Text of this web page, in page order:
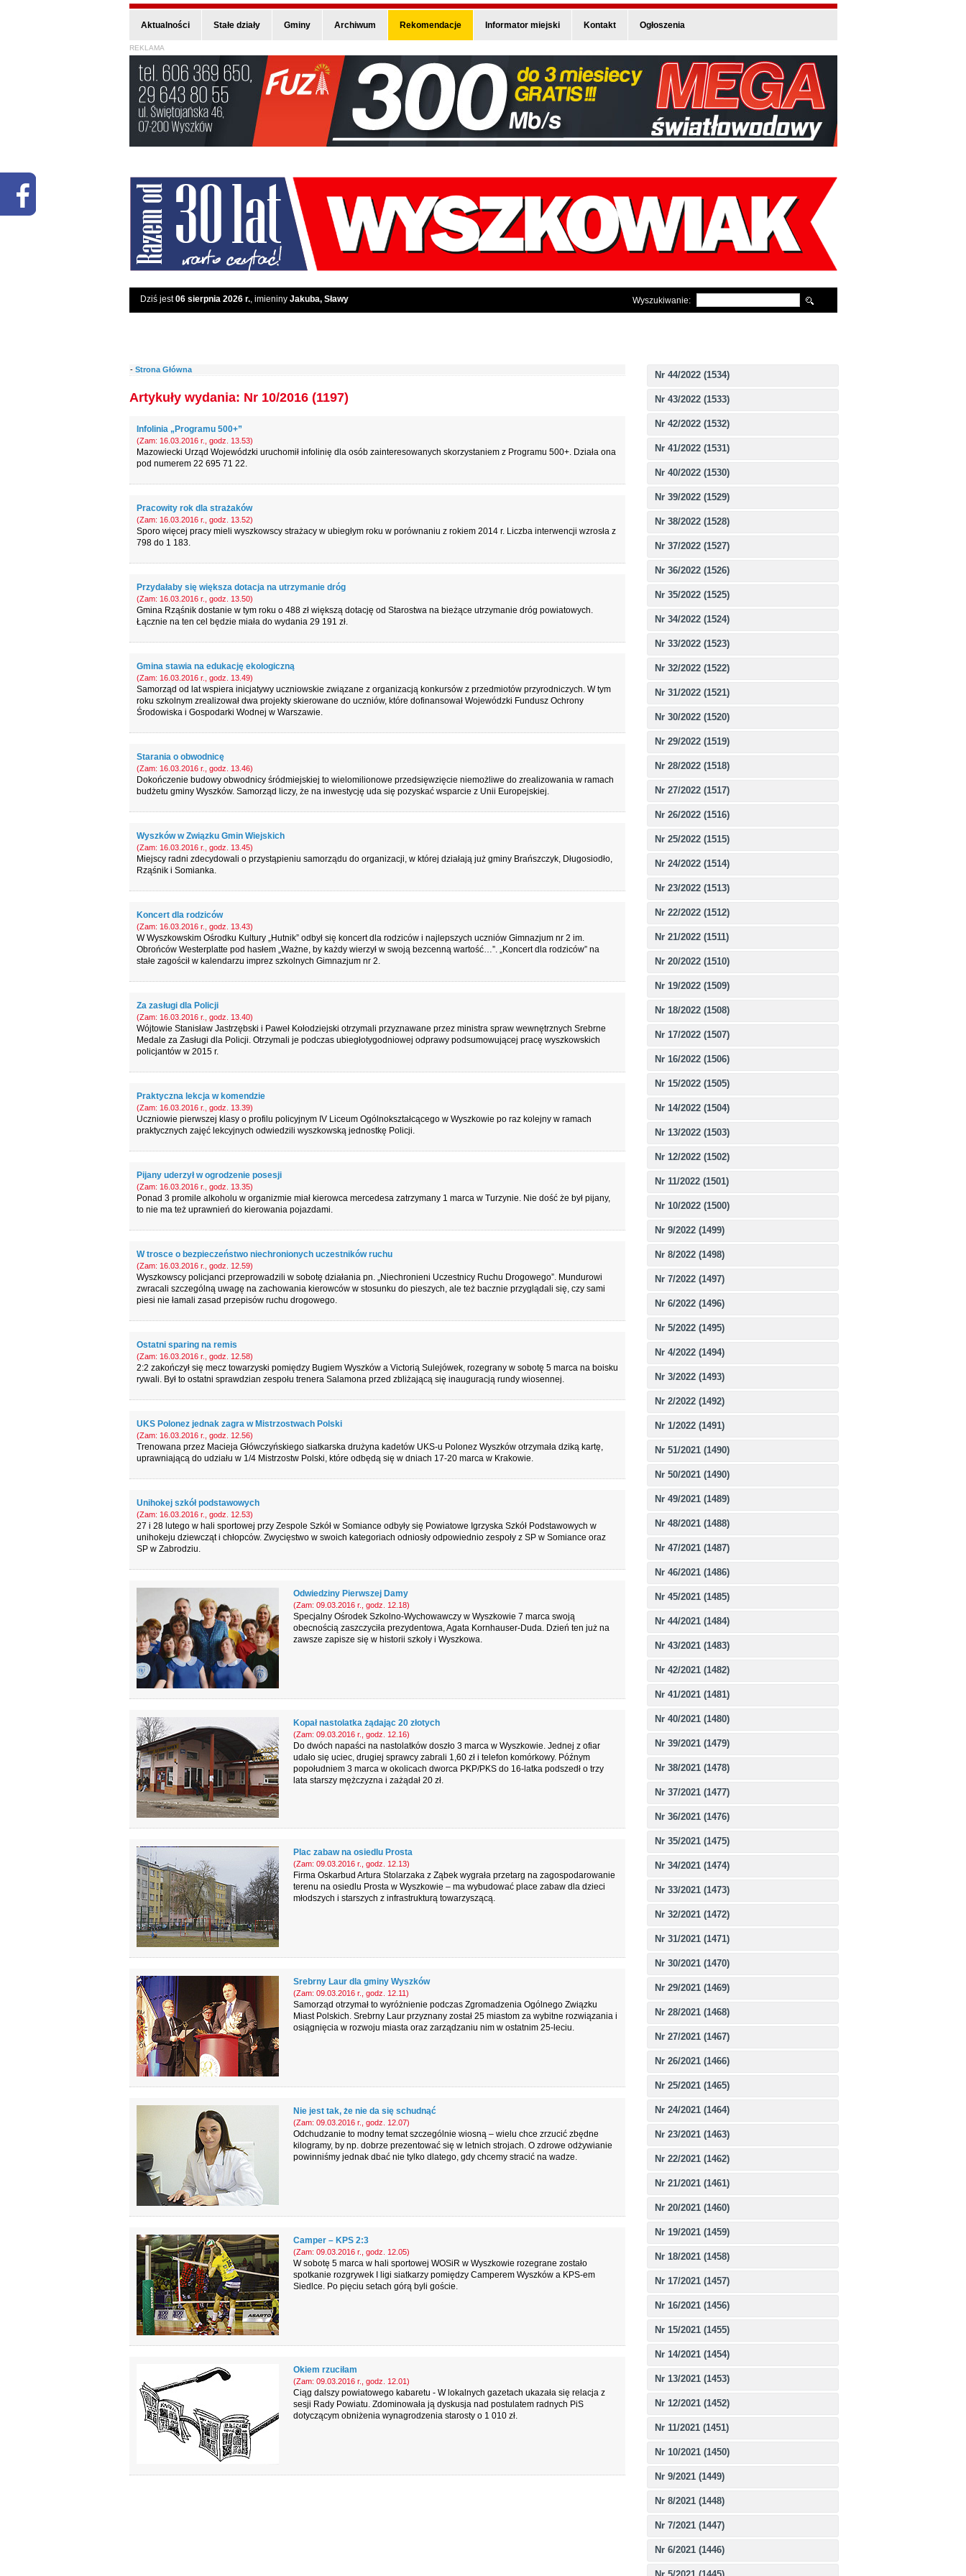
Aktualności Stałe działy Gminy Archiwum Rekomendacje Informator miejski Kontakt Ogłoszenia
REKLAMA
Dziś jest06 sierpnia 2026 r., imieniny Jakuba, Sławy Wyszukiwanie:
Nr 44/2022 (1534)
Nr 43/2022 (1533)
Nr 42/2022 (1532)
Nr 41/2022 (1531)
Nr 40/2022 (1530)
Nr 39/2022 (1529)
Nr 38/2022 (1528)
Nr 37/2022 (1527)
Nr 36/2022 (1526)
Nr 35/2022 (1525)
Nr 34/2022 (1524)
Nr 33/2022 (1523)
Nr 32/2022 (1522)
Nr 31/2022 (1521)
Nr 30/2022 (1520)
Nr 29/2022 (1519)
Nr 28/2022 (1518)
Nr 27/2022 (1517)
Nr 26/2022 (1516)
Nr 25/2022 (1515)
Nr 24/2022 (1514)
Nr 23/2022 (1513)
Nr 22/2022 (1512)
Nr 21/2022 (1511)
Nr 20/2022 (1510)
Nr 19/2022 (1509)
Nr 18/2022 (1508)
Nr 17/2022 (1507)
Nr 16/2022 (1506)
Nr 15/2022 (1505)
Nr 14/2022 (1504)
Nr 13/2022 (1503)
Nr 12/2022 (1502)
Nr 11/2022 (1501)
Nr 10/2022 (1500)
Nr 9/2022 (1499)
Nr 8/2022 (1498)
Nr 7/2022 (1497)
Nr 6/2022 (1496)
Nr 5/2022 (1495)
Nr 4/2022 (1494)
Nr 3/2022 (1493)
Nr 2/2022 (1492)
Nr 1/2022 (1491)
Nr 51/2021 (1490)
Nr 50/2021 (1490)
Nr 49/2021 (1489)
Nr 48/2021 (1488)
Nr 47/2021 (1487)
Nr 46/2021 (1486)
Nr 45/2021 (1485)
Nr 44/2021 (1484)
Nr 43/2021 (1483)
Nr 42/2021 (1482)
Nr 41/2021 (1481)
Nr 40/2021 (1480)
Nr 39/2021 (1479)
Nr 38/2021 (1478)
Nr 37/2021 (1477)
Nr 36/2021 (1476)
Nr 35/2021 (1475)
Nr 34/2021 (1474)
Nr 33/2021 (1473)
Nr 32/2021 (1472)
Nr 31/2021 (1471)
Nr 30/2021 (1470)
Nr 29/2021 (1469)
Nr 28/2021 (1468)
Nr 27/2021 (1467)
Nr 26/2021 (1466)
Nr 25/2021 (1465)
Nr 24/2021 (1464)
Nr 23/2021 (1463)
Nr 22/2021 (1462)
Nr 21/2021 (1461)
Nr 20/2021 (1460)
Nr 19/2021 (1459)
Nr 18/2021 (1458)
Nr 17/2021 (1457)
Nr 16/2021 (1456)
Nr 15/2021 (1455)
Nr 14/2021 (1454)
Nr 13/2021 (1453)
Nr 12/2021 (1452)
Nr 11/2021 (1451)
Nr 10/2021 (1450)
Nr 9/2021 (1449)
Nr 8/2021 (1448)
Nr 7/2021 (1447)
Nr 6/2021 (1446)
- Strona Główna
Artykuły wydania: Nr 10/2016 (1197)
Infolinia „Programu 500+”
(Zam: 16.03.2016 r., godz. 13.53)
Mazowiecki Urząd Wojewódzki uruchomił infolinię dla osób zainteresowanych skorzystaniem z Programu 500+. Działa ona
pod numerem 22 695 71 22.
Pracowity rok dla strażaków
(Zam: 16.03.2016 r., godz. 13.52)
Sporo więcej pracy mieli wyszkowscy strażacy w ubiegłym roku w porównaniu z rokiem 2014 r. Liczba interwencji wzrosła z
798 do 1 183.
Przydałaby się większa dotacja na utrzymanie dróg
(Zam: 16.03.2016 r., godz. 13.50)
Gmina Rząśnik dostanie w tym roku o 488 zł większą dotację od Starostwa na bieżące utrzymanie dróg powiatowych.
Łącznie na ten cel będzie miała do wydania 29 191 zł.
Gmina stawia na edukację ekologiczną
(Zam: 16.03.2016 r., godz. 13.49)
Samorząd od lat wspiera inicjatywy uczniowskie związane z organizacją konkursów z przedmiotów przyrodniczych. W tym
roku szkolnym zrealizował dwa projekty skierowane do uczniów, które dofinansował Wojewódzki Fundusz Ochrony
Środowiska i Gospodarki Wodnej w Warszawie.
Starania o obwodnicę
(Zam: 16.03.2016 r., godz. 13.46)
Dokończenie budowy obwodnicy śródmiejskiej to wielomilionowe przedsięwzięcie niemożliwe do zrealizowania w ramach
budżetu gminy Wyszków. Samorząd liczy, że na inwestycję uda się pozyskać wsparcie z Unii Europejskiej.
Wyszków w Związku Gmin Wiejskich
(Zam: 16.03.2016 r., godz. 13.45)
Miejscy radni zdecydowali o przystąpieniu samorządu do organizacji, w której działają już gminy Brańszczyk, Długosiodło,
Rząśnik i Somianka.
Koncert dla rodziców
(Zam: 16.03.2016 r., godz. 13.43)
W Wyszkowskim Ośrodku Kultury „Hutnik” odbył się koncert dla rodziców i najlepszych uczniów Gimnazjum nr 2 im.
Obrońców Westerplatte pod hasłem „Ważne, by każdy wierzył w swoją bezcenną wartość…”. „Koncert dla rodziców” na
stałe zagościł w kalendarzu imprez szkolnych Gimnazjum nr 2.
Za zasługi dla Policji
(Zam: 16.03.2016 r., godz. 13.40)
Wójtowie Stanisław Jastrzębski i Paweł Kołodziejski otrzymali przyznawane przez ministra spraw wewnętrznych Srebrne
Medale za Zasługi dla Policji. Otrzymali je podczas ubiegłotygodniowej odprawy podsumowującej pracę wyszkowskich
policjantów w 2015 r.
Praktyczna lekcja w komendzie
(Zam: 16.03.2016 r., godz. 13.39)
Uczniowie pierwszej klasy o profilu policyjnym IV Liceum Ogólnokształcącego w Wyszkowie po raz kolejny w ramach
praktycznych zajęć lekcyjnych odwiedzili wyszkowską jednostkę Policji.
Pijany uderzył w ogrodzenie posesji
(Zam: 16.03.2016 r., godz. 13.35)
Ponad 3 promile alkoholu w organizmie miał kierowca mercedesa zatrzymany 1 marca w Turzynie. Nie dość że był pijany,
to nie ma też uprawnień do kierowania pojazdami.
W trosce o bezpieczeństwo niechronionych uczestników ruchu
(Zam: 16.03.2016 r., godz. 12.59)
Wyszkowscy policjanci przeprowadzili w sobotę działania pn. „Niechronieni Uczestnicy Ruchu Drogowego”. Mundurowi
zwracali szczególną uwagę na zachowania kierowców w stosunku do pieszych, ale też bacznie przyglądali się, czy sami
piesi nie łamali zasad przepisów ruchu drogowego.
Ostatni sparing na remis
(Zam: 16.03.2016 r., godz. 12.58)
2:2 zakończył się mecz towarzyski pomiędzy Bugiem Wyszków a Victorią Sulejówek, rozegrany w sobotę 5 marca na boisku
rywali. Był to ostatni sprawdzian zespołu trenera Salamona przed zbliżającą się inauguracją rundy wiosennej.
UKS Polonez jednak zagra w Mistrzostwach Polski
(Zam: 16.03.2016 r., godz. 12.56)
Trenowana przez Macieja Główczyńskiego siatkarska drużyna kadetów UKS-u Polonez Wyszków otrzymała dziką kartę,
uprawniającą do udziału w 1/4 Mistrzostw Polski, które odbędą się w dniach 17-20 marca w Krakowie.
Unihokej szkół podstawowych
(Zam: 16.03.2016 r., godz. 12.53)
27 i 28 lutego w hali sportowej przy Zespole Szkół w Somiance odbyły się Powiatowe Igrzyska Szkół Podstawowych w
unihokeju dziewcząt i chłopców. Zwycięstwo w swoich kategoriach odniosły odpowiednio zespoły z SP w Somiance oraz
SP w Zabrodziu.
Odwiedziny Pierwszej Damy
(Zam: 09.03.2016 r., godz. 12.18)
Specjalny Ośrodek Szkolno-Wychowawczy w Wyszkowie 7 marca swoją
obecnością zaszczyciła prezydentowa, Agata Kornhauser-Duda. Dzień ten już na
zawsze zapisze się w historii szkoły i Wyszkowa.
Kopał nastolatka żądając 20 złotych
(Zam: 09.03.2016 r., godz. 12.16)
Do dwóch napaści na nastolatków doszło 3 marca w Wyszkowie. Jednej z ofiar
udało się uciec, drugiej sprawcy zabrali 1,60 zł i telefon komórkowy. Późnym
popołudniem 3 marca w okolicach dworca PKP/PKS do 16-latka podszedł o trzy
lata starszy mężczyzna i zażądał 20 zł.
Plac zabaw na osiedlu Prosta
(Zam: 09.03.2016 r., godz. 12.13)
Firma Oskarbud Artura Stolarzaka z Ząbek wygrała przetarg na zagospodarowanie
terenu na osiedlu Prosta w Wyszkowie – ma wybudować place zabaw dla dzieci
młodszych i starszych z infrastrukturą towarzyszącą.
Srebrny Laur dla gminy Wyszków
(Zam: 09.03.2016 r., godz. 12.11)
Samorząd otrzymał to wyróżnienie podczas Zgromadzenia Ogólnego Związku
Miast Polskich. Srebrny Laur przyznany został 25 miastom za wybitne rozwiązania i
osiągnięcia w rozwoju miasta oraz zarządzaniu nim w ostatnim 25-leciu.
Nie jest tak, że nie da się schudnąć
(Zam: 09.03.2016 r., godz. 12.07)
Odchudzanie to modny temat szczególnie wiosną – wielu chce zrzucić zbędne
kilogramy, by np. dobrze prezentować się w letnich strojach. O zdrowe odżywianie
powinniśmy jednak dbać nie tylko dlatego, gdy chcemy stracić na wadze.
Camper – KPS 2:3
(Zam: 09.03.2016 r., godz. 12.05)
W sobotę 5 marca w hali sportowej WOSiR w Wyszkowie rozegrane zostało
spotkanie rozgrywek I ligi siatkarzy pomiędzy Camperem Wyszków a KPS-em
Siedlce. Po pięciu setach górą byli goście.
Okiem rzuciłam
(Zam: 09.03.2016 r., godz. 12.01)
Ciąg dalszy powiatowego kabaretu - W lokalnych gazetach ukazała się relacja z
sesji Rady Powiatu. Zdominowała ją dyskusja nad postulatem radnych PiS
dotyczącym obniżenia wynagrodzenia starosty o 1 010 zł.